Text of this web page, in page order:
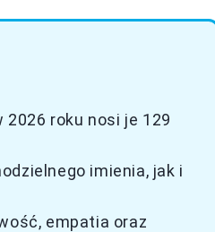
roku nosi je 129
imienia, jak i
empatia oraz